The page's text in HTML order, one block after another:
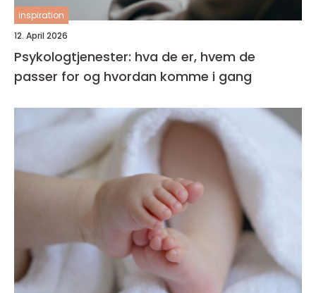
inspiration
12. April 2026
Psykologtjenester: hva de er, hvem de
passer for og hvordan komme i gang